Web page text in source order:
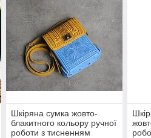
Шкіряна сумка жовто-
блакитного кольору ручної
роботи з тисненням